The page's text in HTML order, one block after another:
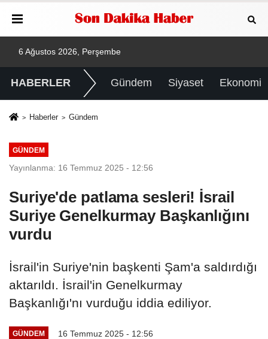
6 Ağustos 2026, Perşembe
HABERLER Gündem Siyaset Ekonomi
Haberler Gündem
GÜNDEM
Yayınlanma: 16 Temmuz 2025 - 12:56
Suriye'de patlama sesleri! İsrail
Suriye Genelkurmay Başkanlığını
vurdu
İsrail'in Suriye'nin başkenti Şam'a saldırdığı
aktarıldı. İsrail'in Genelkurmay
Başkanlığı'nı vurduğu iddia ediliyor.
GÜNDEM 16 Temmuz 2025 - 12:56